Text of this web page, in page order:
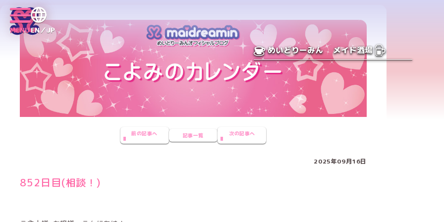
MENUEN／JP
めいどりーみん メイド酒場
前の記事へ 記事一覧 次の記事へ
2025年09月16日
852日目(相談！)